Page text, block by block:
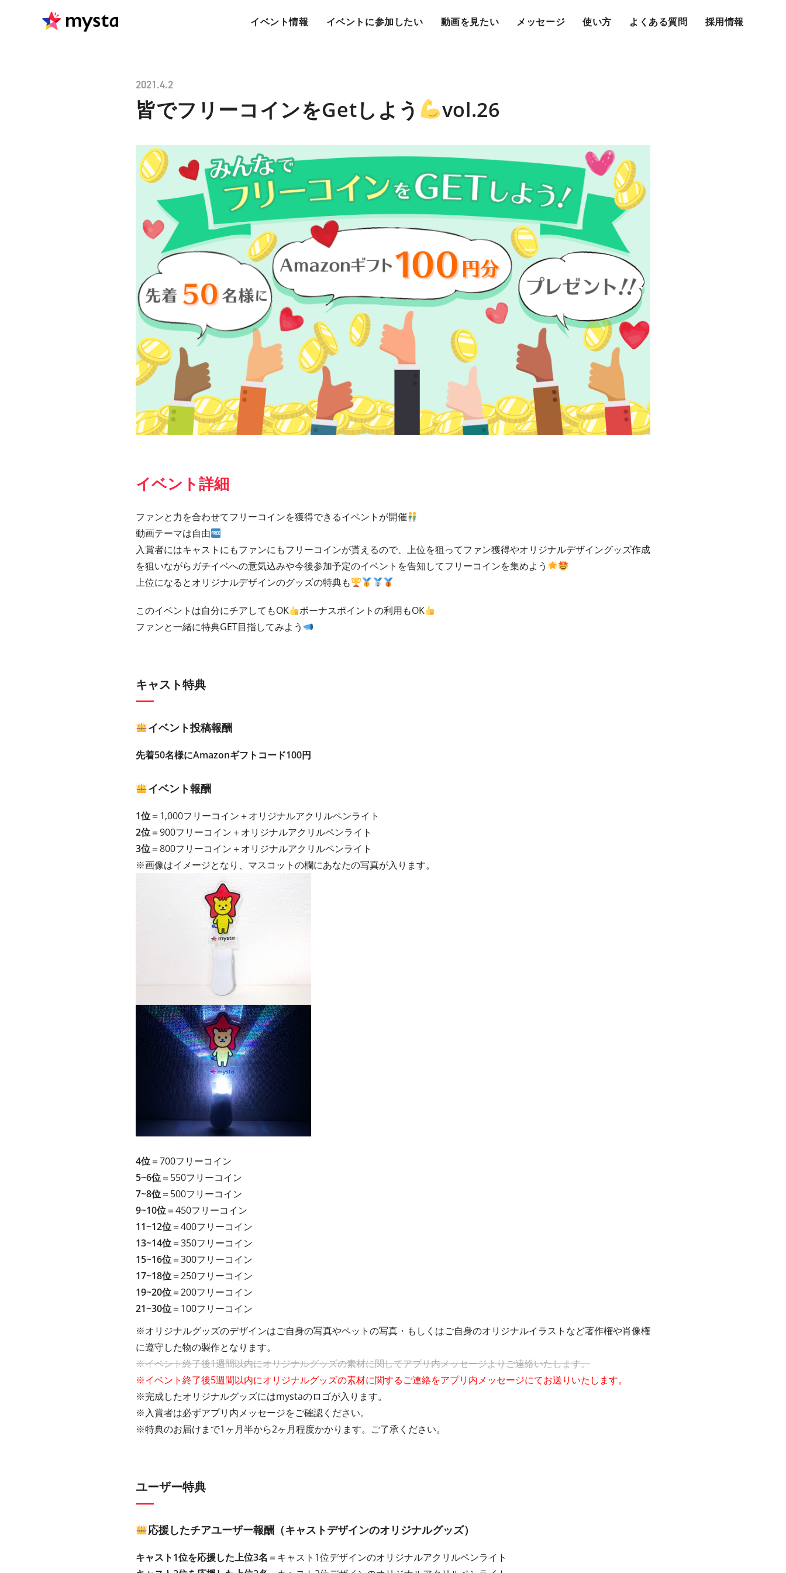
イベント情報 イベントに参加したい 動画を見たい メッセージ 使い方 よくある質問 採用情報
2021.4.2
皆でフリーコインをGetしよう vol.26
イベント詳細
ファンと力を合わせてフリーコインを獲得できるイベントが開催
動画テーマは自由
入賞者にはキャストにもファンにもフリーコインが貰えるので、上位を狙ってファン獲得やオリジナルデザイングッズ作成
を狙いながらガチイベへの意気込みや今後参加予定のイベントを告知してフリーコインを集めよう
上位になるとオリジナルデザインのグッズの特典も
このイベントは自分にチアしてもOK
ボーナスポイントの利用もOK
ファンと一緒に特典GET目指してみよう
キャスト特典
イベント投稿報酬
先着50名様にAmazonギフトコード100円
イベント報酬
1位＝1,000フリーコイン＋オリジナルアクリルペンライト
2位＝900フリーコイン＋オリジナルアクリルペンライト
3位＝800フリーコイン＋オリジナルアクリルペンライト
※画像はイメージとなり、マスコットの欄にあなたの写真が入ります。
4位＝700フリーコイン
5~6位＝550フリーコイン
7~8位＝500フリーコイン
9~10位＝450フリーコイン
11~12位＝400フリーコイン
13~14位＝350フリーコイン
15~16位＝300フリーコイン
17~18位＝250フリーコイン
19~20位＝200フリーコイン
21~30位＝100フリーコイン
※オリジナルグッズのデザインはご自身の写真やペットの写真・もしくはご自身のオリジナルイラストなど著作権や肖像権
に遵守した物の製作となります。
※イベント終了後1週間以内にオリジナルグッズの素材に関してアプリ内メッセージよりご連絡いたします。
※イベント終了後5週間以内にオリジナルグッズの素材に関するご連絡をアプリ内メッセージにてお送りいたします。
※完成したオリジナルグッズにはmystaのロゴが入ります。
※入賞者は必ずアプリ内メッセージをご確認ください。
※特典のお届けまで1ヶ月半から2ヶ月程度かかります。ご了承ください。
ユーザー特典
応援したチアユーザー報酬（キャストデザインのオリジナルグッズ）
キャスト1位を応援した上位3名 ＝キャスト1位デザインのオリジナルアクリルペンライト